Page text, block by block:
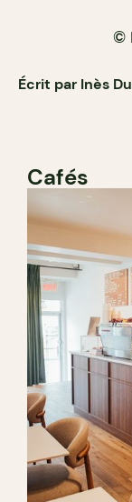
©
Écrit par Inès
Cafés